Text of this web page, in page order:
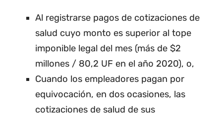
Al registrarse pagos de cotizaciones de
salud cuyo monto es superior al tope
imponible legal del mes (más de $2
millones / 80,2 UF en el año 2020), o,
Cuando los empleadores pagan por
equivocación, en dos ocasiones, las
cotizaciones de salud de sus